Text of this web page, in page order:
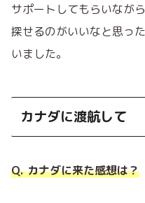
サポートしてもらいなが
探せるのがいいなと思っ
いました。
カナダに渡航して
Q. カナダに来た感想は？